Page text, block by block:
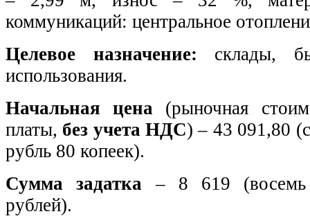
коммуникаций: центральное
Целевое назначение: склады,
использования.
Начальная цена (рыночная
платы, без учета НДС) – 43 091,80
рубль 80 копеек).
Сумма задатка– 8 619 (восемь
рублей).